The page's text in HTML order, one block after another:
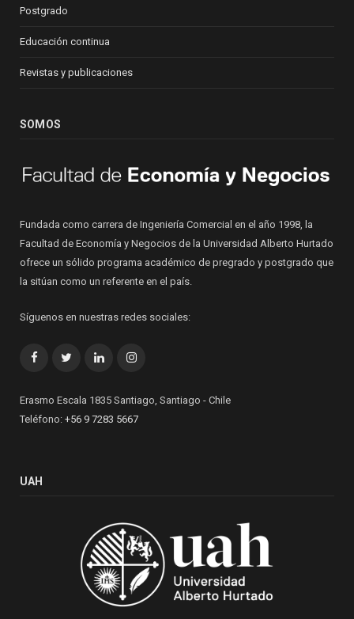
Postgrado
Educación continua
Revistas y publicaciones
SOMOS
Fundada como carrera de Ingeniería Comercial en el año 1998, la
Facultad de Economía y Negocios de la Universidad Alberto Hurtado
ofrece un sólido programa académico de pregrado y postgrado que
la sitúan como un referente en el país.
Síguenos en nuestras redes sociales:
FacebookTwitterLinkedInInstagram
Erasmo Escala 1835 Santiago, Santiago - Chile
Teléfono: +56 9 7283 5667
UAH